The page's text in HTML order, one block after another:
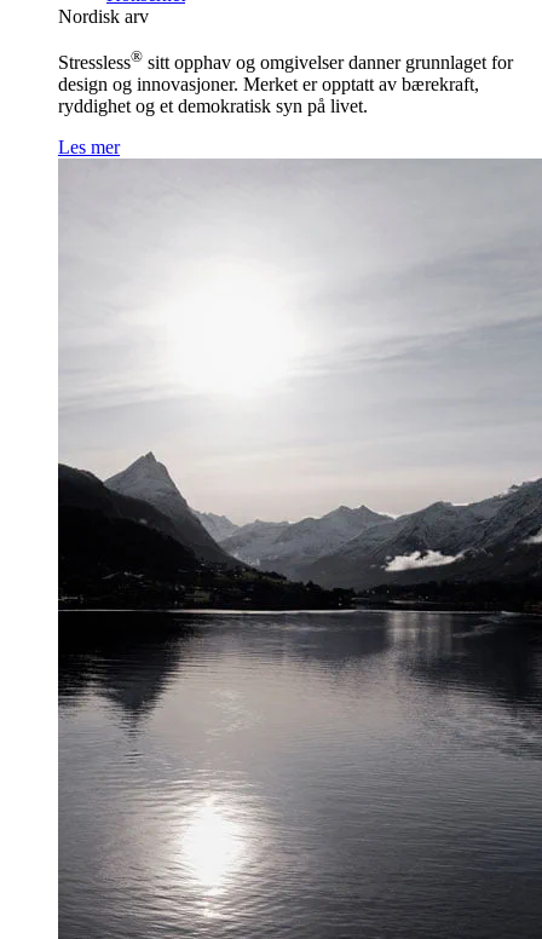
Nordisk arv
Stressless® sitt opphav og omgivelser danner grunnlaget for
design og innovasjoner. Merket er opptatt av bærekraft,
ryddighet og et demokratisk syn på livet.
Les mer